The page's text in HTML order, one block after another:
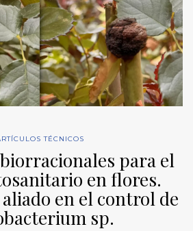
TÉCNICOS
para el
en flores.
en el control de
sp.